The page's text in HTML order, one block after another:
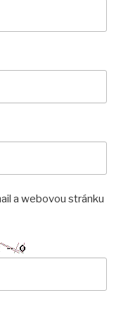
a webovou stránku